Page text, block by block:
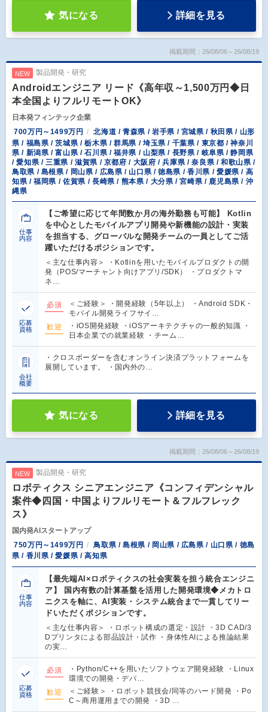
気になる 詳細を見る
掲載期間：26/08/06～26/08/19
NEW 製品開発・研究
Androidエンジニア リード《高年収～1,500万円◆日
本全国よりフルリモートOK》
日本発フィンテック企業
700万円～1499万円
北海道 / 青森県 / 岩手県 / 宮城県 / 秋田県 / 山形
県 / 福島県 / 茨城県 / 栃木県 / 群馬県 / 埼玉県 / 千葉県 / 東京都 / 神奈川
県 / 新潟県 / 富山県 / 石川県 / 福井県 / 山梨県 / 長野県 / 岐阜県 / 静岡県
/ 愛知県 / 三重県 / 滋賀県 / 京都府 / 大阪府 / 兵庫県 / 奈良県 / 和歌山県 /
鳥取県 / 島根県 / 岡山県 / 広島県 / 山口県 / 徳島県 / 香川県 / 愛媛県 / 高
知県 / 福岡県 / 佐賀県 / 長崎県 / 熊本県 / 大分県 / 宮崎県 / 鹿児島県 / 沖
縄県
仕事
内容
【ご希望に応じて年間数か月の海外勤務も可能】 Kotlin
を中心としたモバイルアプリ開発や新機能の設計・実装
を担当する、グローバルな開発チームの一員としてご活
躍いただけるポジションです。
＜主な仕事内容＞ ・Kotlinを用いたモバイルプロダクトの開
発（POS/マーチャント向けアプリ/SDK） ・プロダクトマ
ネ…
応募
資格
必須
＜ご経験＞ ・開発経験（5年以上） ・Android SDK・
モバイル開発ライフサイ…
歓迎
・iOS開発経験 ・iOSアーキテクチャの一般的知識 ・
日本企業での就業経験 ・チーム…
会社
概要
・クロスボーダーを含むオンライン決済プラットフォームを
展開しています。 ・国内外の…
気になる 詳細を見る
掲載期間：26/08/06～26/08/19
NEW 製品開発・研究
ロボティクス シニアエンジニア《コンフィデンシャル
案件◆四国・中国よりフルリモート＆フルフレック
ス》
国内発AIスタートアップ
750万円～1499万円
鳥取県 / 島根県 / 岡山県 / 広島県 / 山口県 / 徳島
県 / 香川県 / 愛媛県 / 高知県
仕事
内容
【最先端AI×ロボティクスの社会実装を担う統合エンジニ
ア】 国内有数の計算基盤を活用した開発環境◆メカトロ
ニクスを軸に、AI実装・システム統合まで一貫してリー
ドいただくポジションです。
＜主な仕事内容＞ ・ロボット構成の選定・設計 ・3D CAD/3
Dプリンタによる部品設計・試作 ・身体性AIによる推論結果
の実…
応募
資格
必須
・Python/C++を用いたソフトウェア開発経験 ・Linux
環境での開発・デバ…
歓迎
＜ご経験＞ ・ロボット競技会/同等のハード開発 ・Po
C～商用運用までの開発 ・3D …